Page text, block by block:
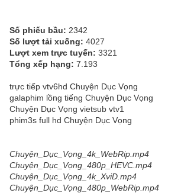
Số phiếu bầu: 2342
Số lượt tải xuống: 4027
Lượt xem trực tuyến: 3321
Tổng xếp hạng: 7.193
trực tiếp vtv6hd Chuyện Dục Vọng
galaphim lồng tiếng Chuyện Dục Vọng
Chuyện Dục Vọng vietsub vtv1
phim3s full hd Chuyện Dục Vọng
Chuyện_Dục_Vọng_4k_WebRip.mp4
Chuyện_Dục_Vọng_480p_HEVC.mp4
Chuyện_Dục_Vọng_4k_XviD.mp4
Chuyện_Dục_Vọng_480p_WebRip.mp4